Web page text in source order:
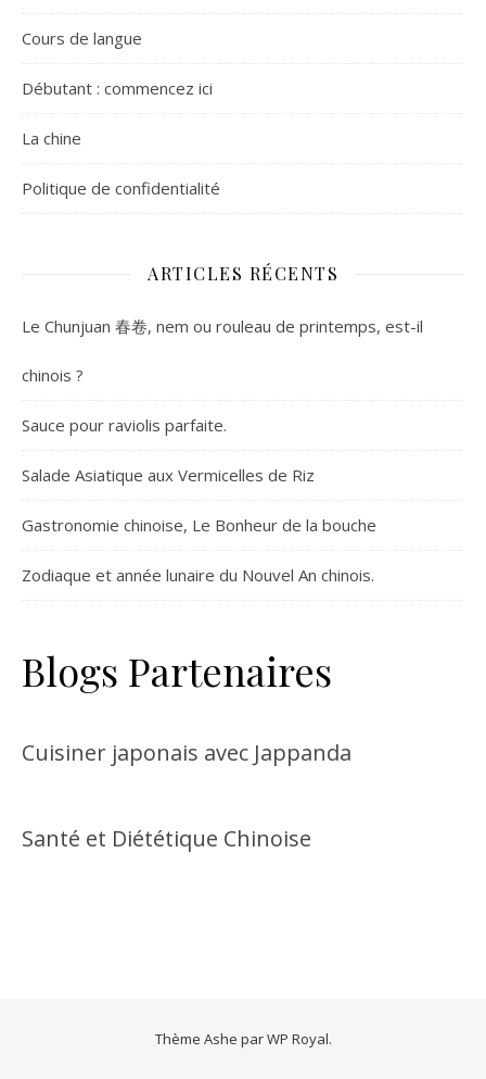
Cours de langue
Débutant : commencez ici
La chine
Politique de confidentialité
ARTICLES RÉCENTS
Le Chunjuan 春卷, nem ou rouleau de printemps, est-il
chinois ?
Sauce pour raviolis parfaite.
Salade Asiatique aux Vermicelles de Riz
Gastronomie chinoise, Le Bonheur de la bouche
Zodiaque et année lunaire du Nouvel An chinois.
Blogs Partenaires
Cuisiner japonais avec Jappanda
Santé et Diététique Chinoise
Thème Ashe parWP Royal.